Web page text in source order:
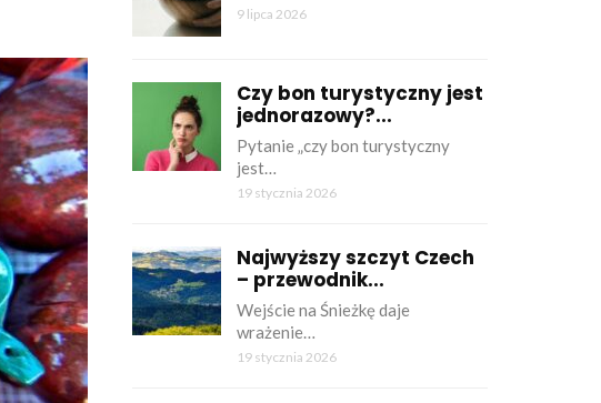
9 lipca 2026
Czy bon turystyczny jest
jednorazowy?...
Pytanie „czy bon turystyczny
jest…
19 stycznia 2026
Najwyższy szczyt Czech
– przewodnik...
Wejście na Śnieżkę daje
wrażenie…
19 stycznia 2026